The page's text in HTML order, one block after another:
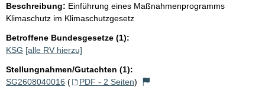
Beschreibung: Einführung eines Maßnahmenprogramms
Klimaschutz im Klimaschutzgesetz
Betroffene Bundesgesetze (1):
KSG [alle RV hierzu]
Stellungnahmen/Gutachten (1):
SG2608040016 ( PDF - 2 Seiten)